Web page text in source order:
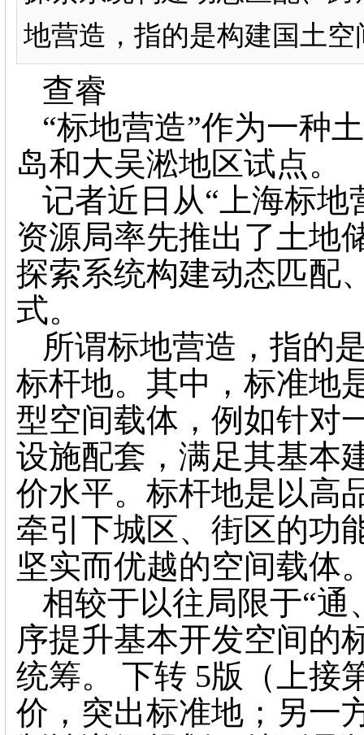
地营造，指的是构建国土
查睿
“标地营造”作为一种
岛和大吴淞地区试点。
记者近日从“上海标
资源局率先推出了土地
探索系统构建动态匹配
式。
所谓标地营造，指的
标杆地。其中，标准地
型空间载体，例如针对
设施配套，满足其基本
价水平。标杆地是以高
牵引下城区、街区的功
坚实而优越的空间载体
相较于以往局限于“
序提升基本开发空间的
统筹。 下转 5版（上接
价，突出标准地；另一